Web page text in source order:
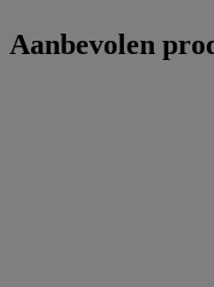
Aanbevolen